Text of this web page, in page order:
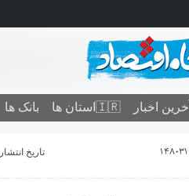
آخرین اخبار 🇮🇷استان ‌ها بانک ها
تاریخ انتشار : شنبه 5